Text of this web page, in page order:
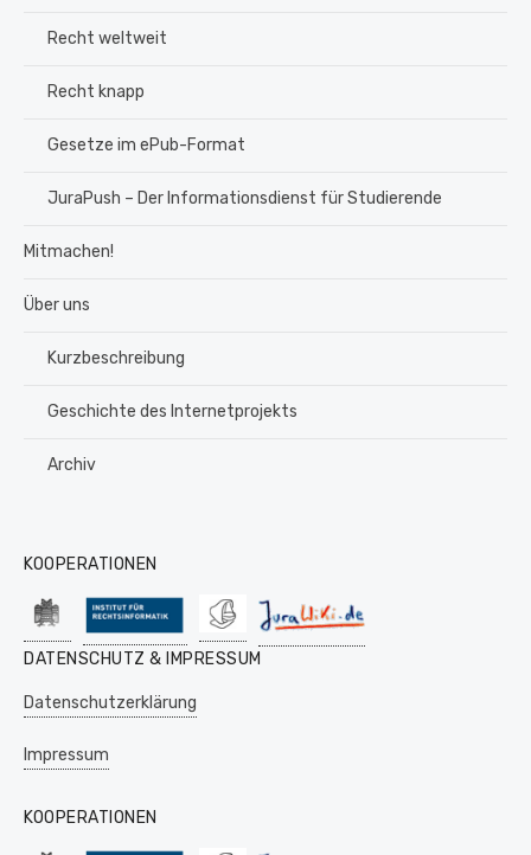
Recht weltweit
Recht knapp
Gesetze im ePub-Format
JuraPush – Der Informationsdienst für Studierende
Mitmachen!
Über uns
Kurzbeschreibung
Geschichte des Internetprojekts
Archiv
KOOPERATIONEN
DATENSCHUTZ & IMPRESSUM
Datenschutzerklärung
Impressum
KOOPERATIONEN